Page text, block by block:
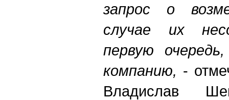
запрос о
случае их
первую
компанию, -
Владислав